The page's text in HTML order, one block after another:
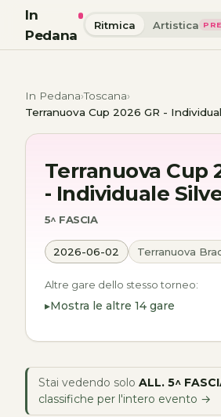
In
Pedana
Ritmica Artistica
In Pedana Toscana
Terranuova Cup 2026 GR -
Terranuova Cup
- Individuale
5^ FASCIA
2026-06-02 Terranuova
Altre gare dello stesso torneo:
Mostra le altre 14 gare
Stai vedendo solo ALL. 5^
classifiche per l'intero evento →